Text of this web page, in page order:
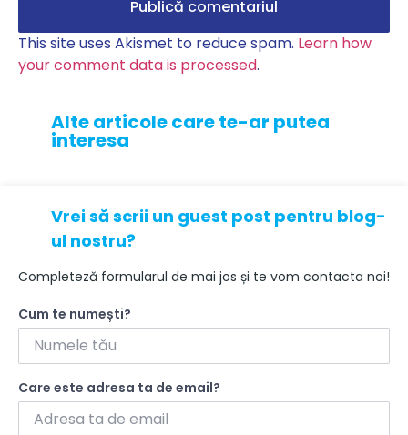
This site uses Akismet to reduce spam. Learn how
your comment data is processed.
Alte articole care te-ar putea
interesa
Vrei să scrii un guest post pentru blog-
ul nostru?
Completeză formularul de mai jos și te vom contacta noi!
Cum te numești?
Care este adresa ta de email?